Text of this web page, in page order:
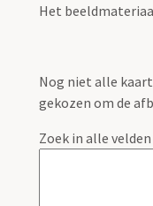
Het
Nog niet alle
gekozen om de
Zoek in alle velden